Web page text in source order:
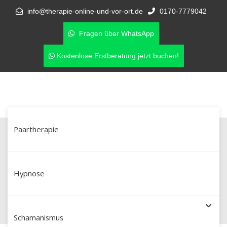
info@therapie-online-und-vor-ort.de 0170-7779042
Fragen über WhatsApp
Kostenlose Erstberatung jetzt buchen!
Paartherapie
Hypnose
Schamanismus
eine Affäre die Beziehung